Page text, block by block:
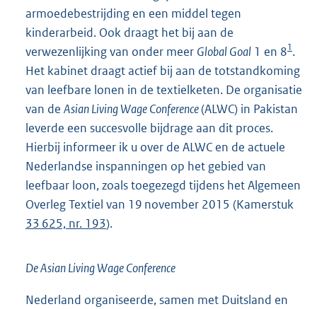
armoedebestrijding en een middel tegen
kinderarbeid. Ook draagt het bij aan de
verwezenlijking van onder meer Global Goal 1 en 81.
Het kabinet draagt actief bij aan de totstandkoming
van leefbare lonen in de textielketen. De organisatie
van de Asian Living Wage Conference(ALWC) in Pakistan
leverde een succesvolle bijdrage aan dit proces.
Hierbij informeer ik u over de ALWC en de actuele
Nederlandse inspanningen op het gebied van
leefbaar loon, zoals toegezegd tijdens het Algemeen
Overleg Textiel van 19 november 2015 (Kamerstuk
33 625, nr. 193).
De Asian Living Wage Conference
Nederland organiseerde, samen met Duitsland en